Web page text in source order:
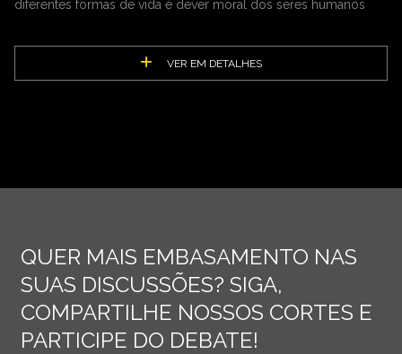
diferentes formas de vida é dever moral dos seres humanos
VER EM DETALHES
QUER MAIS EMBASAMENTO NAS
SUAS DISCUSSÕES? SIGA,
COMPARTILHE NOSSOS CORTES E
PARTICIPE DO DEBATE!